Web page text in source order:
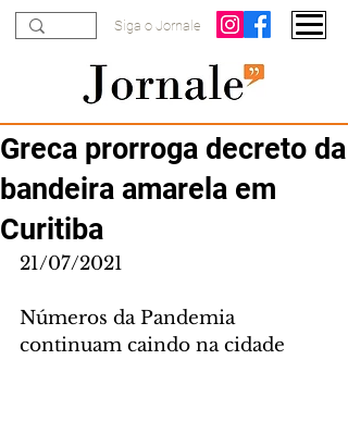
Siga o Jornale
Greca prorroga decreto da
bandeira amarela em
Curitiba
21/07/2021
Números da Pandemia
continuam caindo na cidade